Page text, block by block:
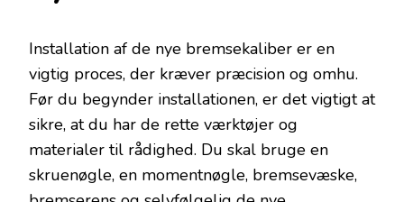
Installation af de nye bremsekaliber er en
vigtig proces, der kræver præcision og omhu.
Før du begynder installationen, er det vigtigt at
sikre, at du har de rette værktøjer og
materialer til rådighed. Du skal bruge en
skruenøgle, en momentnøgle, bremsevæske,